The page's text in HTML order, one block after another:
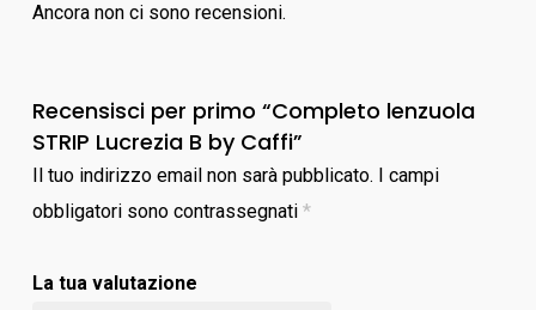
Ancora non ci sono recensioni.
Recensisci per primo “Completo lenzuola
STRIP Lucrezia B by Caffi”
Il tuo indirizzo email non sarà pubblicato. I campi
obbligatori sono contrassegnati *
La tua valutazione